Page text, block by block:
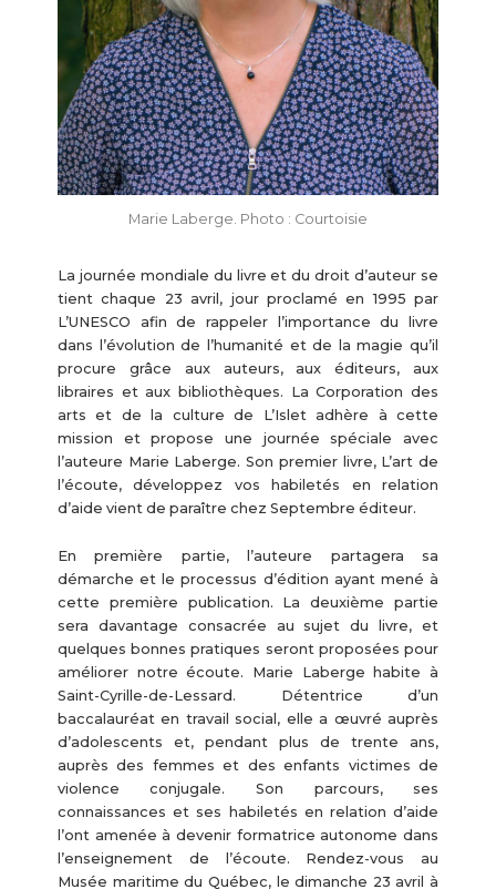
Marie Laberge. Photo : Courtoisie
La journée mondiale du livre et du droit d’auteur se
tient chaque 23 avril, jour proclamé en 1995 par
L’UNESCO afin de rappeler l’importance du livre
dans l’évolution de l’humanité et de la magie qu’il
procure grâce aux auteurs, aux éditeurs, aux
libraires et aux bibliothèques. La Corporation des
arts et de la culture de L’Islet adhère à cette
mission et propose une journée spéciale avec
l’auteure Marie Laberge. Son premier livre, L’art de
l’écoute, développez vos habiletés en relation
d’aide vient de paraître chez Septembre éditeur.
En première partie, l’auteure partagera sa
démarche et le processus d’édition ayant mené à
cette première publication. La deuxième partie
sera davantage consacrée au sujet du livre, et
quelques bonnes pratiques seront proposées pour
améliorer notre écoute. Marie Laberge habite à
Saint-Cyrille-de-Lessard. Détentrice d’un
baccalauréat en travail social, elle a œuvré auprès
d’adolescents et, pendant plus de trente ans,
auprès des femmes et des enfants victimes de
violence conjugale. Son parcours, ses
connaissances et ses habiletés en relation d’aide
l’ont amenée à devenir formatrice autonome dans
l’enseignement de l’écoute. Rendez-vous au
Musée maritime du Québec, le dimanche 23 avril à